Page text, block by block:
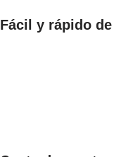
Fácil y rápido